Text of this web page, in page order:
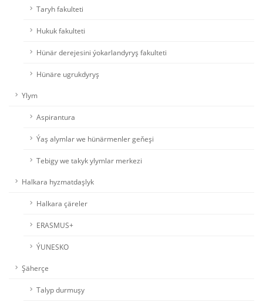
Taryh fakulteti
Hukuk fakulteti
Hünär derejesini ýokarlandyryş fakulteti
Hünäre ugrukdyryş
Ylym
Aspirantura
Ýaş alymlar we hünärmenler geňeşi
Tebigy we takyk ylymlar merkezi
Halkara hyzmatdaşlyk
Halkara çäreler
ERASMUS+
ÝUNESKO
Şäherçe
Talyp durmuşy